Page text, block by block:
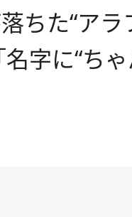
ちた“ア
字に“ちゃ